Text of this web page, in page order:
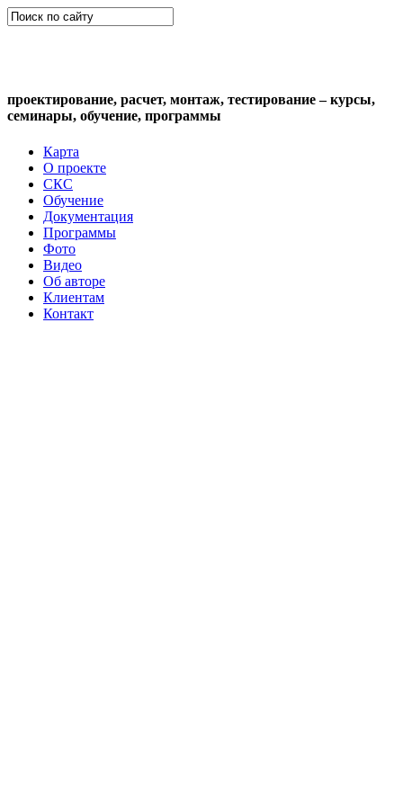
проектирование, расчет, монтаж, тестирование – курсы,
семинары, обучение, программы
Карта
О проекте
СКС
Обучение
Документация
Программы
Фото
Видео
Об авторе
Клиентам
Контакт